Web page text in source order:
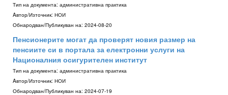
Тип на документа: административна практика
Aвтор/Източник: НОИ
Обнародван/Публикуван на: 2024-08-20
Пенсионерите могат да проверят новия размер на
пенсиите си в портала за електронни услуги на
Националния осигурителен институт
Тип на документа: административна практика
Aвтор/Източник: НОИ
Обнародван/Публикуван на: 2024-07-19